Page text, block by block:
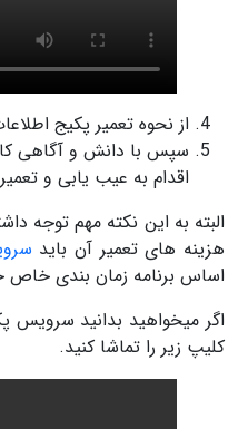
از نحوه تعمیر پکیج
سپس با دانش و آگاهی
اقدام به عیب یابی و
البته به این نکته مهم توجه
هزینه های تعمیر آن باید
اساس برنامه زمان بندی خاص
اگر میخواهید بدانید
کلیپ زیر را تماشا کنید.